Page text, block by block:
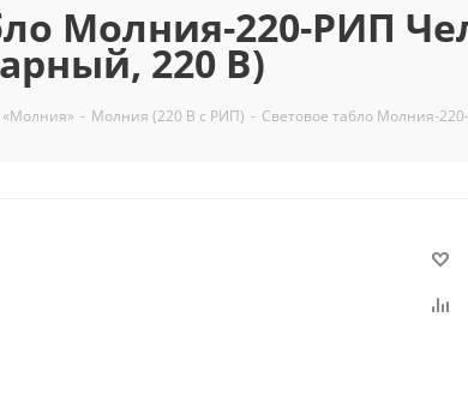
Молния-220-РИП
220 В)
«Молния» - Молния (220 В с РИП) - Световое табло Молния-